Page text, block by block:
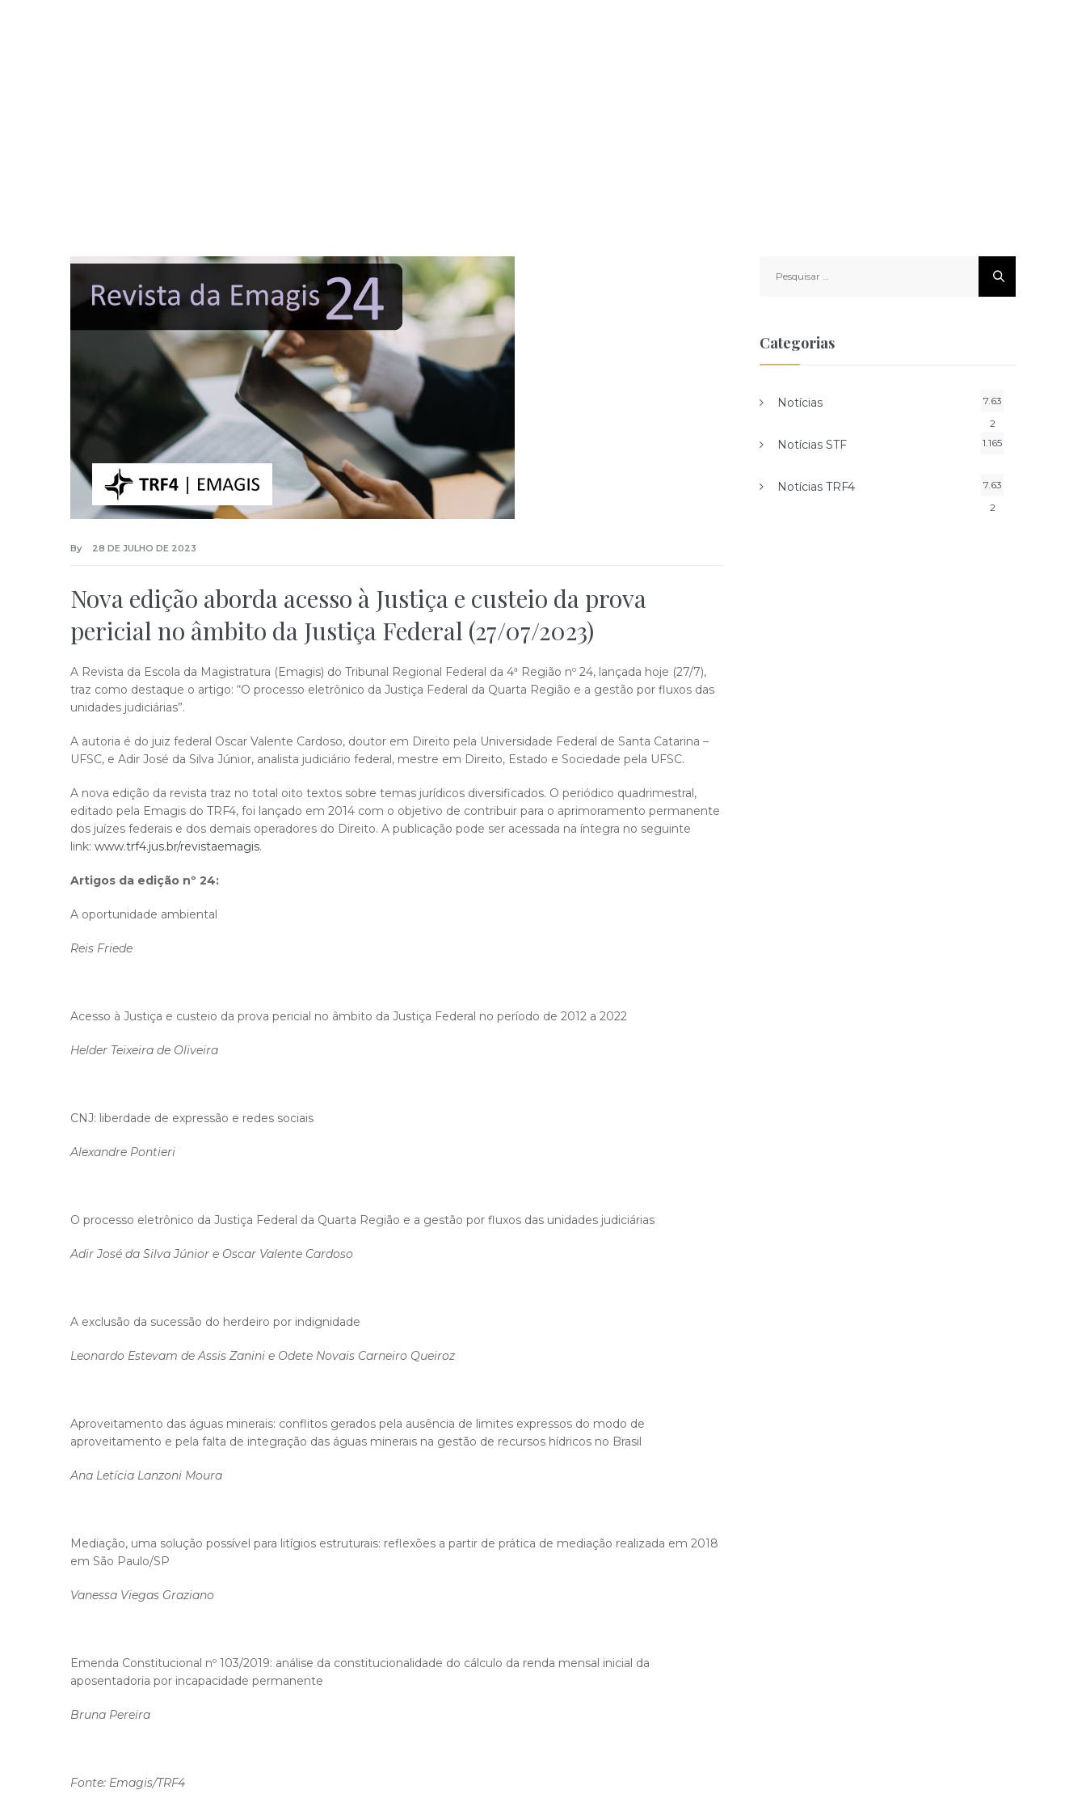
By 28 DE JULHO DE 2023
Nova edição aborda acesso à Justiça e custeio da prova
pericial no âmbito da Justiça Federal (27/07/2023)
A Revista da Escola da Magistratura (Emagis) do Tribunal Regional Federal da 4ª Região nº 24, lançada hoje (27/7),
traz como destaque o artigo: “O processo eletrônico da Justiça Federal da Quarta Região e a gestão por fluxos das
unidades judiciárias”.
A autoria é do juiz federal Oscar Valente Cardoso, doutor em Direito pela Universidade Federal de Santa Catarina –
UFSC, e Adir José da Silva Júnior, analista judiciário federal, mestre em Direito, Estado e Sociedade pela UFSC.
A nova edição da revista traz no total oito textos sobre temas jurídicos diversificados. O periódico quadrimestral,
editado pela Emagis do TRF4, foi lançado em 2014 com o objetivo de contribuir para o aprimoramento permanente
dos juízes federais e dos demais operadores do Direito. A publicação pode ser acessada na íntegra no seguinte
link: www.trf4.jus.br/revistaemagis.
Artigos da edição nº 24:
A oportunidade ambiental
Reis Friede
Acesso à Justiça e custeio da prova pericial no âmbito da Justiça Federal no período de 2012 a 2022
Helder Teixeira de Oliveira
CNJ: liberdade de expressão e redes sociais
Alexandre Pontieri
O processo eletrônico da Justiça Federal da Quarta Região e a gestão por fluxos das unidades judiciárias
Adir José da Silva Júnior e Oscar Valente Cardoso
A exclusão da sucessão do herdeiro por indignidade
Leonardo Estevam de Assis Zanini e Odete Novais Carneiro Queiroz
Aproveitamento das águas minerais: conflitos gerados pela ausência de limites expressos do modo de
aproveitamento e pela falta de integração das águas minerais na gestão de recursos hídricos no Brasil
Ana Letícia Lanzoni Moura
Mediação, uma solução possível para litígios estruturais: reflexões a partir de prática de mediação realizada em 2018
em São Paulo/SP
Vanessa Viegas Graziano
Emenda Constitucional nº 103/2019: análise da constitucionalidade do cálculo da renda mensal inicial da
aposentadoria por incapacidade permanente
Bruna Pereira
Fonte: Emagis/TRF4
por:
Categorias
Notícias
7.63
2
Notícias STF 1.165
Notícias TRF4
7.63
2